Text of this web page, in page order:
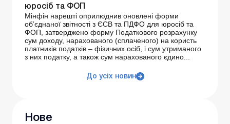
юросіб та ФОП
Мінфін нарешті оприлюднив оновлені форми
об’єднаної звітності з ЄСВ та ПДФО для юросіб та
ФОП, затверджено форму Податкового розрахунку
сум доходу, нарахованого (сплаченого) на користь
платників податків – фізичних осіб, і сум утриманого
з них податку, а також сум нарахованого єдино...
До усіх новин
Нове